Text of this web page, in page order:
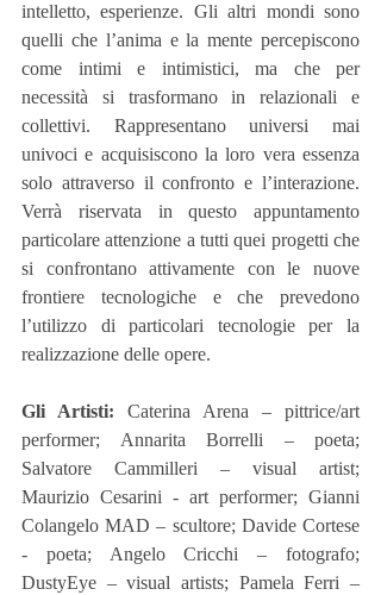
intelletto, esperienze. Gli altri mondi sono
quelli che l’anima e la mente percepiscono
come intimi e intimistici, ma che per
necessità si trasformano in relazionali e
collettivi. Rappresentano universi mai
univoci e acquisiscono la loro vera essenza
solo attraverso il confronto e l’interazione.
Verrà riservata in questo appuntamento
particolare attenzione a tutti quei progetti che
si confrontano attivamente con le nuove
frontiere tecnologiche e che prevedono
l’utilizzo di particolari tecnologie per la
realizzazione delle opere.
Gli Artisti: Caterina Arena – pittrice/art
performer; Annarita Borrelli – poeta;
Salvatore Cammilleri – visual artist;
Maurizio Cesarini - art performer; Gianni
Colangelo MAD – scultore; Davide Cortese
- poeta; Angelo Cricchi – fotografo;
DustyEye – visual artists; Pamela Ferri –